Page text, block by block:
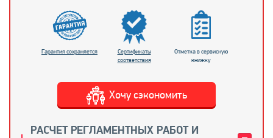
Гарантия сохраняется
Сертификаты
соответствия
Отметка в сервисную
книжку
Хочу сэкономить
РАСЧЕТ РЕГЛАМЕНТНЫХ РАБОТ И